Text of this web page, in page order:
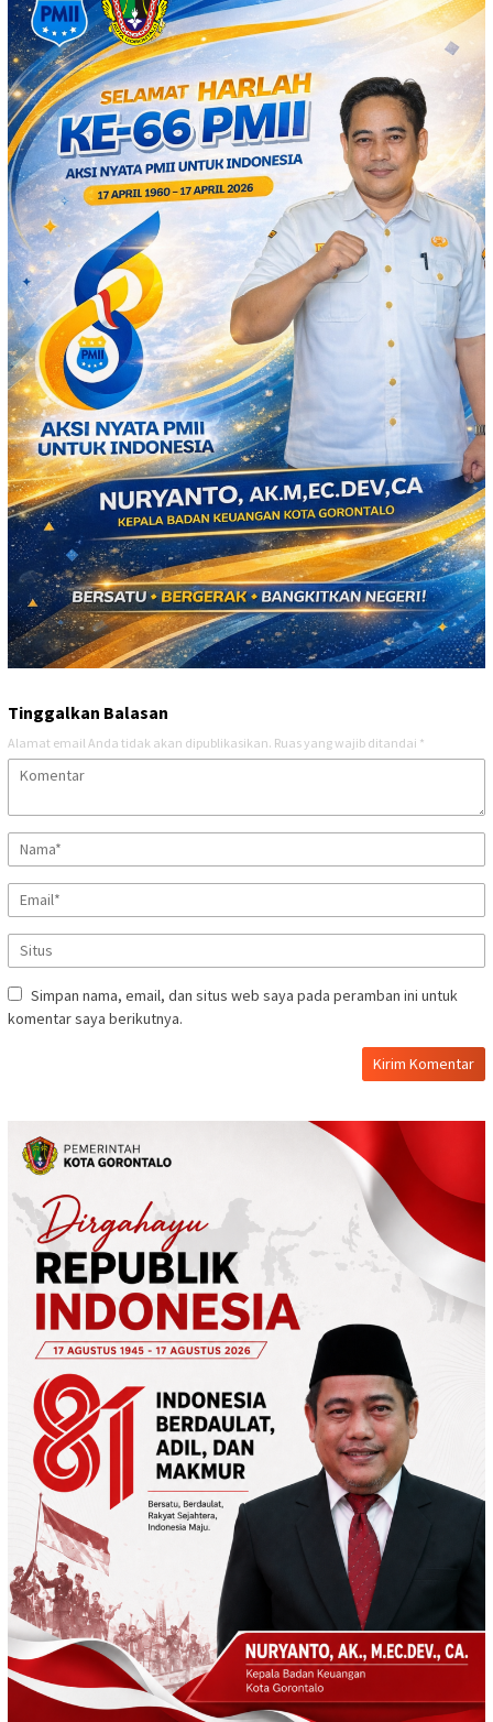
Tinggalkan Balasan
Alamat email Anda tidak akan dipublikasikan. Ruas yang wajib ditandai *
Simpan nama, email, dan situs web saya pada peramban ini untuk
komentar saya berikutnya.